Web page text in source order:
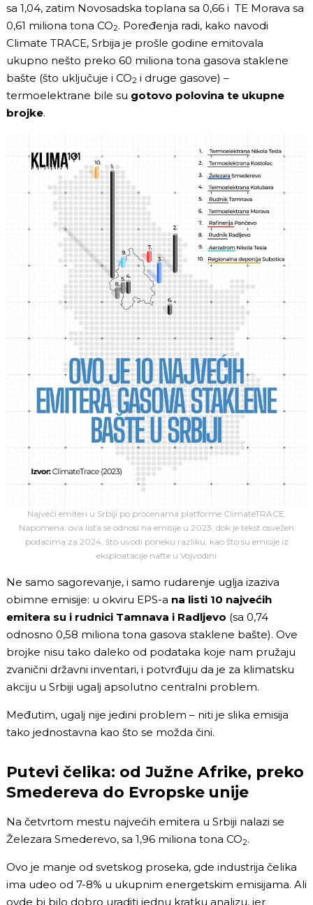
sa 1,04, zatim Novosadska toplana sa 0,66 i TE Morava sa
0,61 miliona tona CO2. Poređenja radi, kako navodi
Climate TRACE, Srbija je prošle godine emitovala
ukupno nešto preko 60 miliona tona gasova staklene
bašte (što uključuje i CO2 i druge gasove) –
termoelektrane bile su gotovo polovina te ukupne
brojke.
Najveći emiteri u Srbiji po procenama platforme ClimateTRACE.
Napomena: ova lista se odnosi na emisije u 2023, dok je tekst osvežen
podacima za 2024, što uvodi poneku razliku, kao što su emisije iz
eksploatacije nafte u Vojvodini
Ne samo sagorevanje, i samo rudarenje uglja izaziva
obimne emisije: u okviru EPS-a na listi 10 najvećih
emitera su i rudnici Tamnava i Radljevo (sa 0,74
odnosno 0,58 miliona tona gasova staklene bašte). Ove
brojke nisu tako daleko od podataka koje nam pružaju
zvanični državni inventari, i potvrđuju da je za klimatsku
akciju u Srbiji ugalj apsolutno centralni problem.
Međutim, ugalj nije jedini problem – niti je slika emisija
tako jednostavna kao što se možda čini.
Putevi čelika: od Južne Afrike, preko
Smedereva do Evropske unije
Na četvrtom mestu najvećih emitera u Srbiji nalazi se
Železara Smederevo, sa 1,96 miliona tona CO2.
Ovo je manje od svetskog proseka, gde industrija čelika
ima udeo od 7-8% u ukupnim energetskim emisijama. Ali
ovde bi bilo dobro uraditi jednu kratku analizu, jer